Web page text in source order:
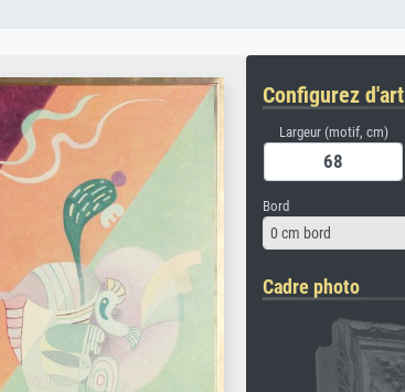
Configurez d'art
Largeur (motif, cm)
Bord
0 cm bord
Cadre photo